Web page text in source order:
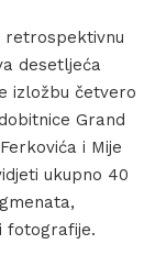
retrospektivnu
desetljeća
izložbu četvero
Grand
i Mije
ukupno 40
fotografije.